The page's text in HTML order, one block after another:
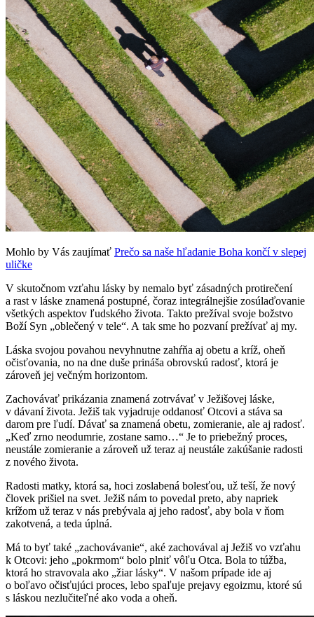
Mohlo by Vás zaujímať Prečo sa naše hľadanie Boha končí v slepej
uličke
V skutočnom vzťahu lásky by nemalo byť zásadných protirečení
a rast v láske znamená postupné, čoraz integrálnejšie zosúlaďovanie
všetkých aspektov ľudského života. Takto prežíval svoje božstvo
Boží Syn „oblečený v tele“. A tak sme ho pozvaní prežívať aj my.
Láska svojou povahou nevyhnutne zahŕňa aj obetu a kríž, oheň
očisťovania, no na dne duše prináša obrovskú radosť, ktorá je
zároveň jej večným horizontom.
Zachovávať prikázania znamená zotrvávať v Ježišovej láske,
v dávaní života. Ježiš tak vyjadruje oddanosť Otcovi a stáva sa
darom pre ľudí. Dávať sa znamená obetu, zomieranie, ale aj radosť.
„Keď zrno neodumrie, zostane samo…“ Je to priebežný proces,
neustále zomieranie a zároveň už teraz aj neustále zakúšanie radosti
z nového života.
Radosti matky, ktorá sa, hoci zoslabená bolesťou, už teší, že nový
človek prišiel na svet. Ježiš nám to povedal preto, aby napriek
krížom už teraz v nás prebývala aj jeho radosť, aby bola v ňom
zakotvená, a teda úplná.
Má to byť také „zachovávanie“, aké zachovával aj Ježiš vo vzťahu
k Otcovi: jeho „pokrmom“ bolo plniť vôľu Otca. Bola to túžba,
ktorá ho stravovala ako „žiar lásky“. V našom prípade ide aj
o boľavo očisťujúci proces, lebo spaľuje prejavy egoizmu, ktoré sú
s láskou nezlučiteľné ako voda a oheň.